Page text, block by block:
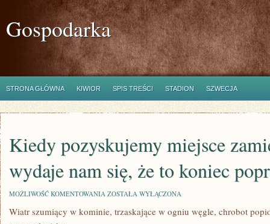
Gospodarka
STRONA GŁÓWNA KIWIOR SPIS TREŚCI STADION SZWECJA
Kiedy pozyskujemy miejsce
wydaje nam się, że to koniec
MOŻLIWOŚĆ KOMENTOWANIA KIEDY
MIEJSCE
ZAMIESZKANIA,
ZOSTAŁA WYŁĄCZONA
Wiatr szumiący w kominie, trzaskające w ogniu węgle, chrobot